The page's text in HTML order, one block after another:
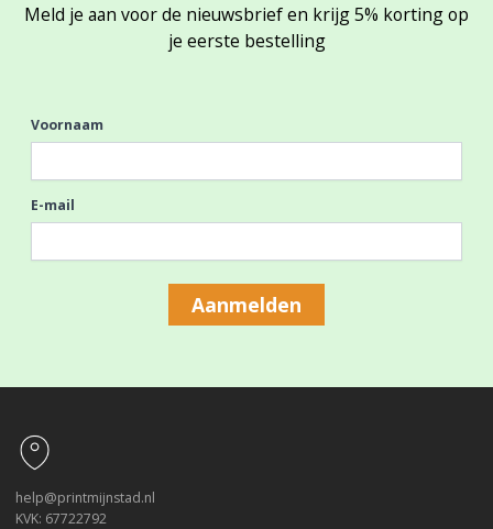
Meld je aan voor de nieuwsbrief en krijg 5% korting op
je eerste bestelling
Voornaam
E-mail
Aanmelden
help@printmijnstad.nl
KVK: 67722792